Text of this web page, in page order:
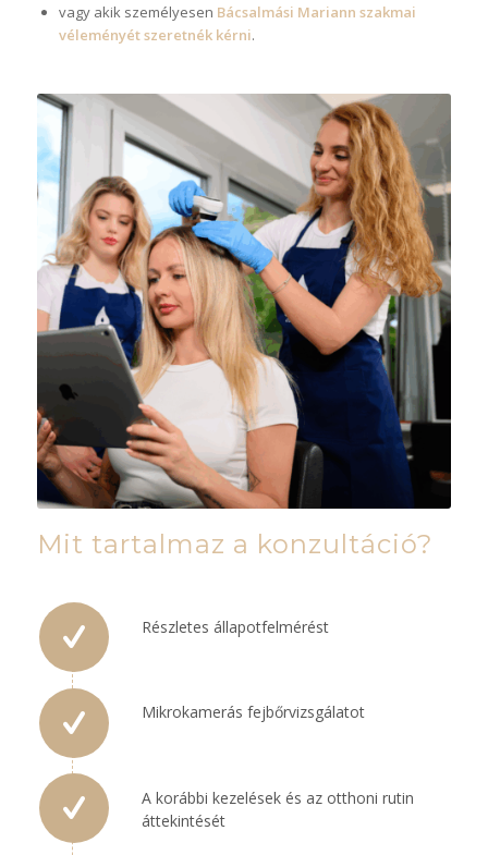
vagy akik személyesen Bácsalmási Mariann szakmai
véleményét szeretnék kérni.
Mit tartalmaz a konzultáció?
Részletes állapotfelmérést
Mikrokamerás fejbőrvizsgálatot
A korábbi kezelések és az otthoni rutin
áttekintését